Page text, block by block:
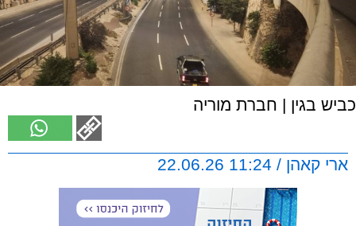
כביש בגין | חברת מוריה
ארי קאהן / 11:24 22.06.26